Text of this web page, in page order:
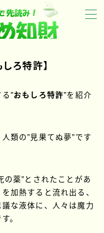
ろ特許】
”おもしろ特許”を紹介
類の”見果てぬ夢”です
の薬”とされたことがあ
加熱すると流れ出る、
な液体に、人々は魔力
。